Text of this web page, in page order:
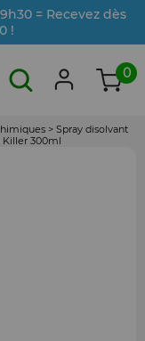
= Recevez dès
!
0
> Spray disolvant
Killer 300ml